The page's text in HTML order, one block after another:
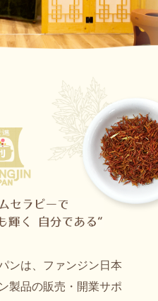
ンは、ファンジン日本
製品の販売・開業サポ